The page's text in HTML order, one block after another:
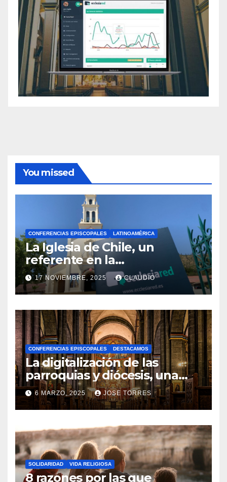
You missed
CONFERENCIAS EPISCOPALES LATINOAMÉRICA
La Iglesia de Chile, un
referente en la
transformación digital
gracias a Ecclesiared
17 NOVIEMBRE, 2025 CLAUDIO
N
O
H
A
Y
C
O
M
N
T
A
R
CONFERENCIAS EPISCOPALES DESTACAMOS
La digitalización de las
parroquias y diócesis, una
realidad ya para el futuro de
la Iglesia
6 MARZO, 2025 JOSE TORRES
N
O
H
A
Y
SOLIDARIDAD VIDA RELIGIOSA
8 razones por las que